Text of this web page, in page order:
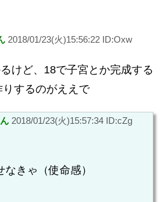
2018/01/23(火)15:56:22 ID:Oxw
けど、18で子宮とか完成する
するのがええで
2018/01/23(火)15:57:34 ID:cZg
きゃ（使命感）